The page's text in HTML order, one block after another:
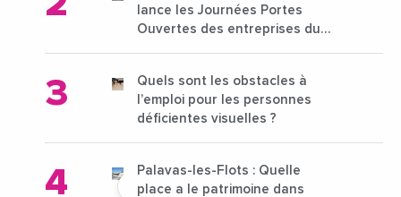
lance les Journées Portes
Ouvertes des entreprises du
Quels sont les obstacles à
l’emploi pour les personnes
déficientes visuelles ?
Palavas-les-Flots : Quelle
place a le patrimoine dans